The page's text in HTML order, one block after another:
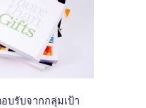
บรับจากกลุ่มเป้า